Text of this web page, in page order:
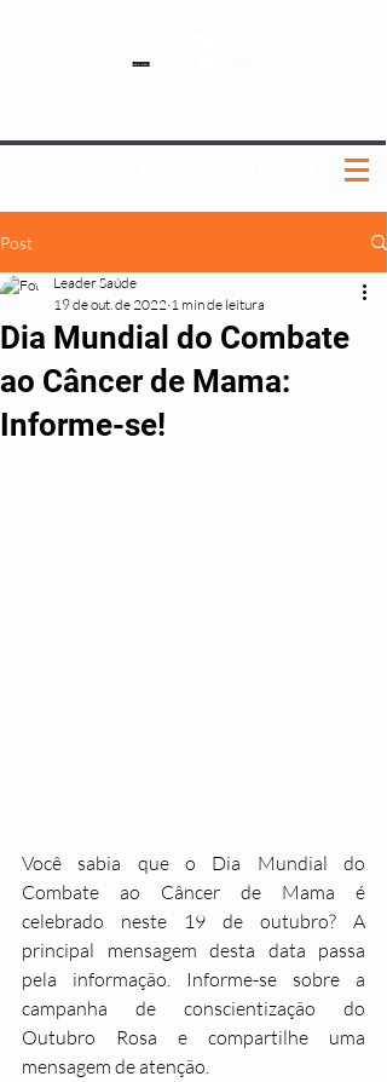
Post
Dia Mundial do Combate
ao Câncer de Mama:
Informe-se!
Leader Saúde
19 de out. de 2022 1 min de leitura
Você sabia que o Dia Mundial do
Combate ao Câncer de Mama é
celebrado neste 19 de outubro? A
principal mensagem desta data passa
pela informação. Informe-se sobre a
campanha de conscientização do
Outubro Rosa e compartilhe uma
mensagem de atenção.